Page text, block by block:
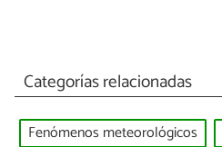
Categorías relacionadas
Fenómenos meteorológicos